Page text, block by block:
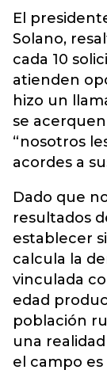
El
Solano,
cada 10
atienden
hizo un
se
“nosotros
acordes a
Dado que
resultados
establecer
calcula la
vinculada
edad
población
una
el campo